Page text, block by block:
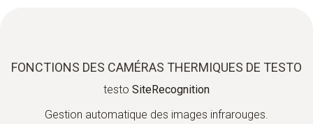
FONCTIONS DES CAMÉRAS THERMIQUES DE TESTO
testo SiteRecognition
Gestion automatique des images infrarouges.